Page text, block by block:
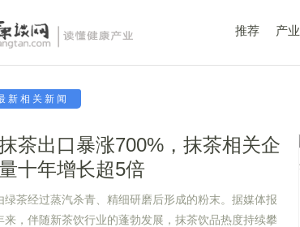
推荐 产业
新相关新闻
茶出口暴涨700%，抹茶相关企
十年增长超5倍
绿茶经过蒸汽杀青、精细研磨后形成的粉末。据媒体报
来，伴随新茶饮行业的蓬勃发展，抹茶饮品热度持续攀